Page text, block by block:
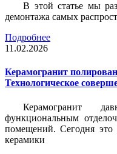
В этой статье мы
демонтажа самых
Подробнее
11.02.2026
Керамогранит
Технологическое
Керамогранит
функциональным
помещений. Сегодня
керамики